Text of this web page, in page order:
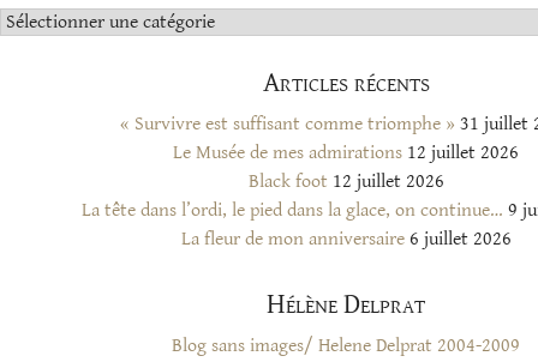
Catégories
Articles récents
« Survivre est suffisant comme triomphe » 31 juillet
Le Musée de mes admirations 12 juillet 2026
Black foot 12 juillet 2026
La tête dans l’ordi, le pied dans la glace, on continue… 9
La fleur de mon anniversaire 6 juillet 2026
Hélène Delprat
Blog sans images/ Helene Delprat 2004-2009